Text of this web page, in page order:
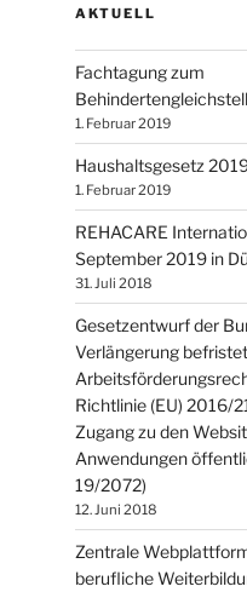
AKTUELL
Fachtagung zum
1. Februar 2019
Haushaltsgesetz
1. Februar 2019
REHACARE
September 2019 in
31. Juli 2018
Gesetzentwurf der
Verlängerung
Richtlinie (EU) 2016/
Zugang zu den
Anwendungen
19/2072)
12. Juni 2018
Zentrale
berufliche